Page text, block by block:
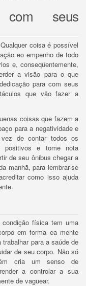
com seus
Qualquer coisa é possível
eo empenho de todo
e, conseqüentemente,
a visão para o que
para com seus
que vão fazer a
coisas que fazem a
para a negatividade e
de contar todos os
positivos e tome nota
de seu ônibus chegar a
manhã, para lembrar-se
como isso ajuda
condição física tem uma
em forma ea mente
trabalhar para a saúde de
de seu corpo. Não só
cria um senso de
a controlar a sua
de vaguear.